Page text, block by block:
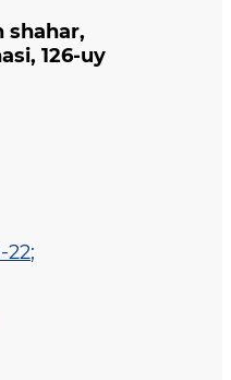
shahar,
126-uy
22;